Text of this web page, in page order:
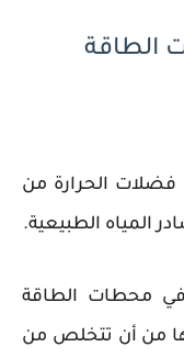
الطاقة
فضلات الحرارة من
المياه الطبيعية.
محطات الطاقة
لها من أن تتخلص من